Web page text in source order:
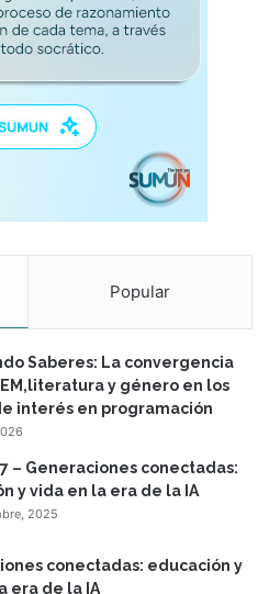
Popular
Saberes: La convergencia
y género en los
interés en programación
– Generaciones conectadas:
y vida en la era de la IA
2025
conectadas: educación y
era de la IA